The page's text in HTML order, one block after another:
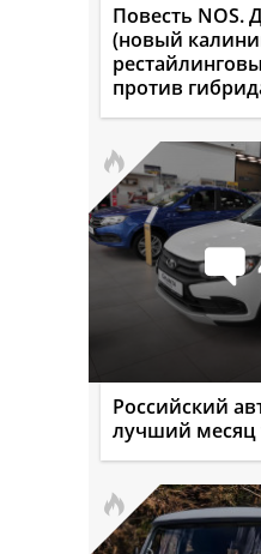
Повесть NOS.
(новый
против
Российский
лучший месяц